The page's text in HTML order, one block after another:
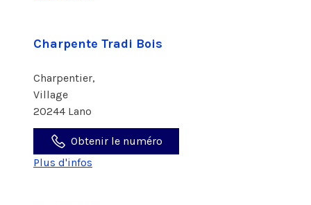
Charpente Tradi Bois
Charpentier,
Village
20244 Lano
Obtenir le numéro
Plus d'infos